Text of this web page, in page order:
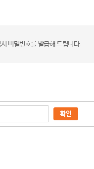
비밀번호를 발급해 드립니다.
확인